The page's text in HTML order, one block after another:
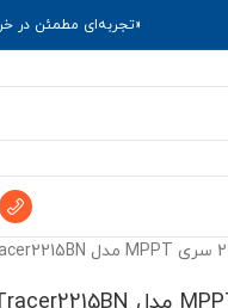
«تجربه‌ای مطمئن در